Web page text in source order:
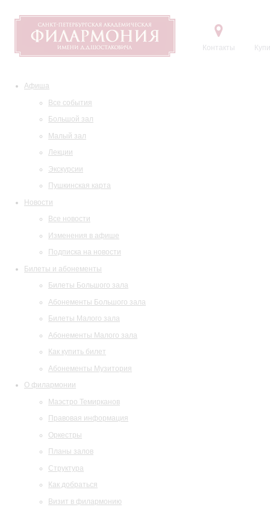
Контакты
Афиша
Все события
Большой зал
Малый зал
Лекции
Экскурсии
Пушкинская карта
Новости
Все новости
Изменения в афише
Подписка на новости
Билеты и абонементы
Билеты Большого зала
Абонементы Большого зала
Билеты Малого зала
Абонементы Малого зала
Как купить билет
Абонементы Музитория
О филармонии
Маэстро Темирканов
Правовая информация
Оркестры
Планы залов
Структура
Как добраться
Визит в филармонию